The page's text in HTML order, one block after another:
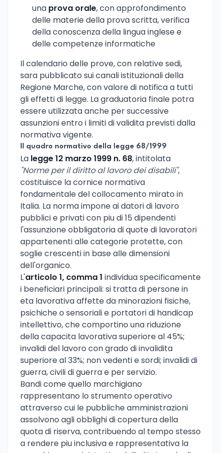
una prova orale, con approfondimento
delle materie della prova scritta, verifica
della conoscenza della lingua inglese e
delle competenze informatiche
Il calendario delle prove, con relative sedi,
sara pubblicato sui canali istituzionali della
Regione Marche, con valore di notifica a tutti
gli effetti di legge. La graduatoria finale potra
essere utilizzata anche per successive
assunzioni entro i limiti di validita previsti dalla
normativa vigente.
Il quadro normativo della legge 68/1999
La legge 12 marzo 1999 n. 68, intitolata
"Norme per il diritto al lavoro dei disabili",
costituisce la cornice normativa
fondamentale del collocamento mirato in
Italia. La norma impone ai datori di lavoro
pubblici e privati con piu di 15 dipendenti
l'assunzione obbligatoria di quote di lavoratori
appartenenti alle categorie protette, con
soglie crescenti in base alle dimensioni
dell'organico.
L'articolo 1, comma 1 individua specificamente
i beneficiari principali: si tratta di persone in
eta lavorativa affette da minorazioni fisiche,
psichiche o sensoriali e portatori di handicap
intellettivo, che comportino una riduzione
della capacita lavorativa superiore al 45%;
invalidi del lavoro con grado di invalidita
superiore al 33%; non vedenti e sordi; invalidi di
guerra, civili di guerra e per servizio.
Bandi come quello marchigiano
rappresentano lo strumento operativo
attraverso cui le pubbliche amministrazioni
assolvono agli obblighi di copertura della
quota di riserva, contribuendo al tempo stesso
a rendere piu inclusiva e rappresentativa la